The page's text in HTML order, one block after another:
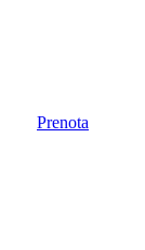
Prenota